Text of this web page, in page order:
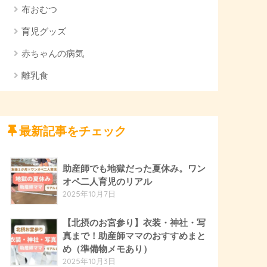
布おむつ
育児グッズ
赤ちゃんの病気
離乳食
最新記事をチェック
助産師でも地獄だった夏休み。ワン
オペ二人育児のリアル
2025年10月7日
【北摂のお宮参り】衣装・神社・写
真まで！助産師ママのおすすめまと
め（準備物メモあり）
2025年10月3日